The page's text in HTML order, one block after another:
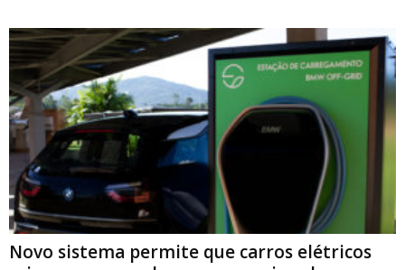
Novo sistema permite que carros elétricos